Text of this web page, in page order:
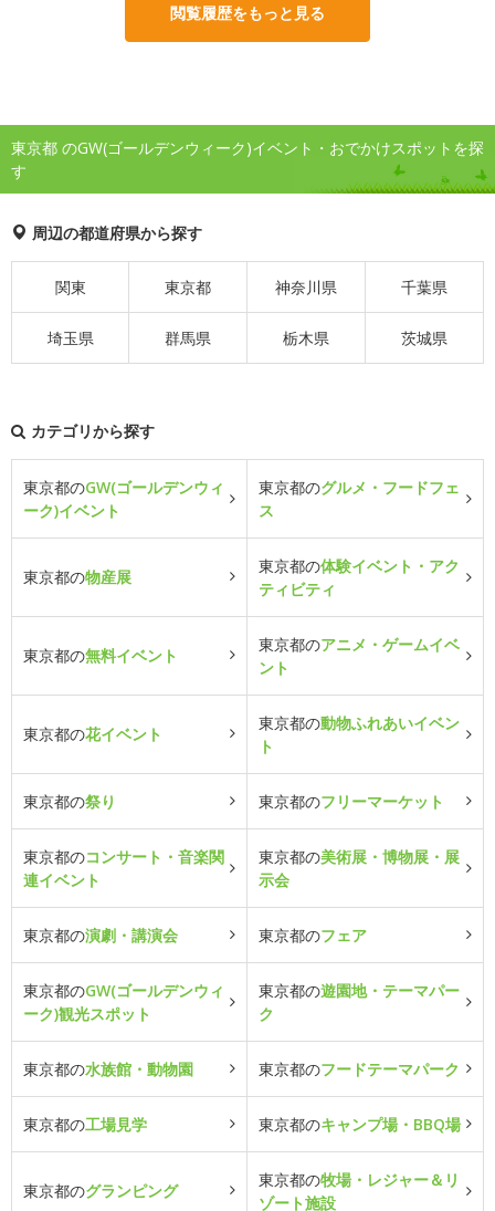
閲覧履歴をもっと見る
東京都 のGW(ゴールデンウィーク)イベント・おでかけスポットを探
す
周辺の都道府県から探す
関東 東京都 神奈川県 千葉県
埼玉県 群馬県 栃木県 茨城県
カテゴリから探す
東京都のGW(ゴールデンウィ
ーク)イベント
東京都のグルメ・フードフェ
ス
東京都の物産展
東京都の体験イベント・アク
ティビティ
東京都の無料イベント
東京都のアニメ・ゲームイベ
ント
東京都の花イベント
東京都の動物ふれあいイベン
ト
東京都の祭り 東京都のフリーマーケット
東京都のコンサート・音楽関
連イベント
東京都の美術展・博物展・展
示会
東京都の演劇・講演会 東京都のフェア
東京都のGW(ゴールデンウィ
ーク)観光スポット
東京都の遊園地・テーマパー
ク
東京都の水族館・動物園 東京都のフードテーマパーク
東京都の工場見学 東京都のキャンプ場・BBQ場
東京都のグランピング
東京都の牧場・レジャー＆リ
ゾート施設